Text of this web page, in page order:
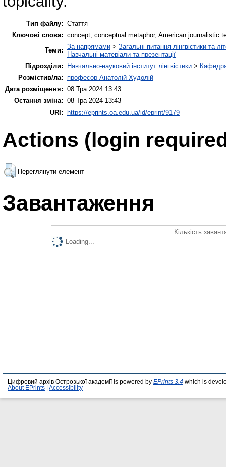
Тип файлу: Стаття
Ключові слова: concept, conceptual metaphor, American journalistic
Теми: За напрямами > Загальні питання лінгвістики та
Навчальні матеріали та презентації
Підрозділи:
Навчально-науковий інститут лінгвістики >
Розмістив/ла: професор Анатолій Худолій
Дата розміщення: 08 Тра 2024 13:43
Остання зміна: 08 Тра 2024 13:43
URI: https://eprints.oa.edu.ua/id/eprint/9179
Actions (login
Переглянути елемент
Завантаження
Кількість
Loading...
Цифровий архів Острозької академії is powered by EPrints 3.4 which is
About EPrints
Accessibility